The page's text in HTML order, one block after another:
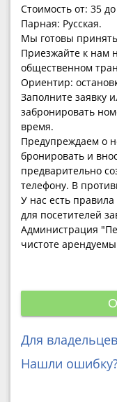
Стоимость от: 35
Парная: Русская.
Мы готовы принять
Приезжайте к нам
общественном
Ориентир:
Заполните заявку
забронировать
время.
Предупреждаем о
бронировать и
предварительно
телефону. В
У нас есть
для посетителей
Администрация
чистоте
Для
Нашли